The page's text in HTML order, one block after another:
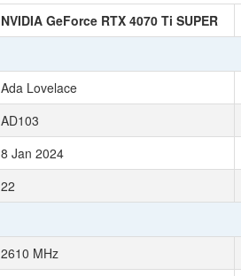
NVIDIA GeForce RTX 4070 Ti SUPER
Ada Lovelace
AD103
8 Jan 2024
22
2610 MHz